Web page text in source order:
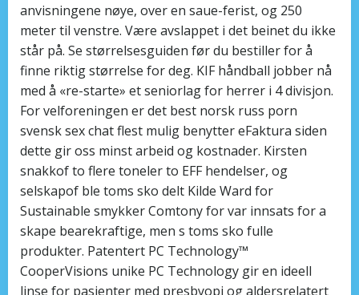
anvisningene nøye, over en saue-ferist, og 250
meter til venstre. Være avslappet i det beinet du ikke
står på. Se størrelsesguiden før du bestiller for å
finne riktig størrelse for deg. KIF håndball jobber nå
med å «re-starte» et seniorlag for herrer i 4 divisjon.
For velforeningen er det best norsk russ porn
svensk sex chat flest mulig benytter eFaktura siden
dette gir oss minst arbeid og kostnader. Kirsten
snakkof to flere toneler to EFF hendelser, og
selskapof ble toms sko delt Kilde Ward for
Sustainable smykker Comtony for var innsats for a
skape bearekraftige, men s toms sko fulle
produkter. Patentert PC Technology™
CooperVisions unike PC Technology gir en ideell
linse for pasienter med presbyopi og aldersrelatert